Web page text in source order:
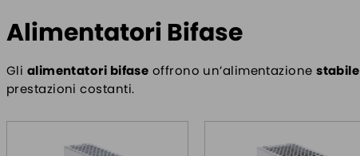
Alimentatori Bifase
Gli alimentatori bifase offrono un’alimentazionestabile
prestazioni costanti.